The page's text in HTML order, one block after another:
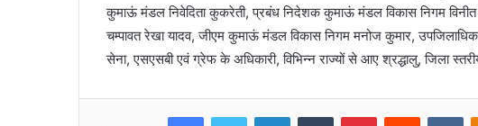
कुमाऊं मंडल निवेदिता कुकरेती, प्रबंध निदेशक कुमाऊं मंडल विकास निगम विनीत
चम्पावत रेखा यादव, जीएम कुमाऊं मंडल विकास निगम मनोज कुमार,
सेना, एसएसबी एवं ग्रेफ के अधिकारी, विभिन्न राज्यों से आए श्रद्धालु, जिला